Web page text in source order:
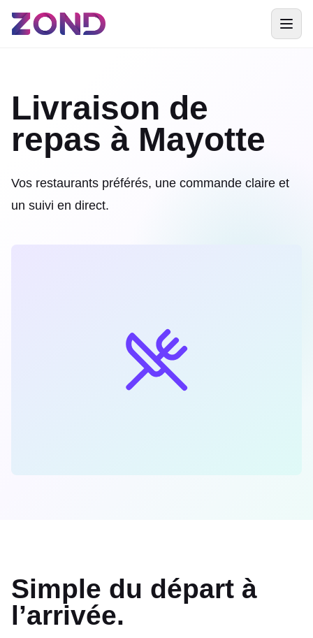
Livraison de
repas à Mayotte
Vos restaurants préférés, une commande claire et
un suivi en direct.
Simple du départ à
l’arrivée.